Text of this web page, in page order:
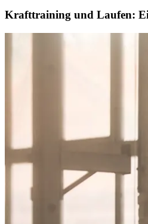
Krafttraining und Laufen: